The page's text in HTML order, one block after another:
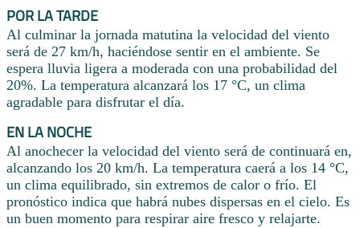
POR LA TARDE
Al culminar la jornada matutina la velocidad del viento
será de 27 km/h, haciéndose sentir en el ambiente. Se
espera lluvia ligera a moderada con una probabilidad del
20%. La temperatura alcanzará los 17 °C, un clima
agradable para disfrutar el día.
EN LA NOCHE
Al anochecer la velocidad del viento será de continuará en,
alcanzando los 20 km/h. La temperatura caerá a los 14 °C,
un clima equilibrado, sin extremos de calor o frío. El
pronóstico indica que habrá nubes dispersas en el cielo. Es
un buen momento para respirar aire fresco y relajarte.